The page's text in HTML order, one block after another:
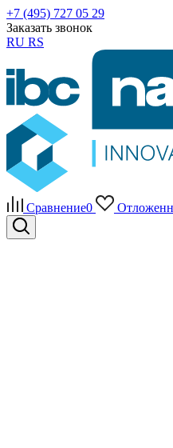
+7 (495) 727 05 29
Заказать звонок
RU RS
Сравнение0